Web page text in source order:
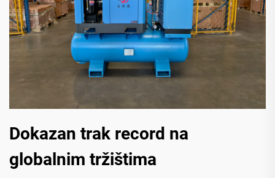
Dokazan trak record na
globalnim tržištima